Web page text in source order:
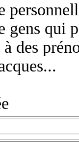
gens qui
à des